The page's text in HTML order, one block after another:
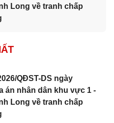
Long về tranh chấp
QĐST-DS ngày
án nhân dân khu vực 1 -
Long về tranh chấp